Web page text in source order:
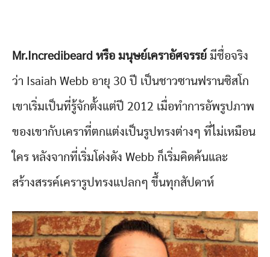
Mr.Incredibeard หรือ มนุษย์เคราอัศจรรย์ มีชื่อจริง
ว่า Isaiah Webb อายุ 30 ปี เป็นชาวซานฟรานซิสโก
เขาเริ่มเป็นที่รู้จักตั้งแต่ปี 2012 เมื่อทำการอัพรูปภาพ
ของเขากับเคราที่ตกแต่งเป็นรูปทรงต่างๆ ที่ไม่เหมือน
ใคร หลังจากที่เริ่มโด่งดัง Webb ก็เริ่มคิดค้นและ
สร้างสรรค์เครารูปทรงแปลกๆ ขึ้นทุกสัปดาห์